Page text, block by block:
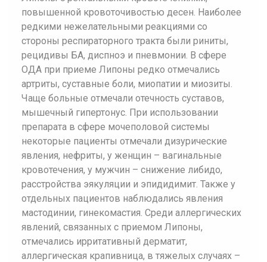
повышенной кровоточивостью десен. Наиболее
редкими нежелательными реакциями со
стороны респираторного тракта были риниты,
рецидивы БА, диспноэ и пневмонии. В сфере
ОДА при приеме Липоны редко отмечались
артриты, суставные боли, миопатии и миозиты.
Чаще больные отмечали отечность суставов,
мышечный гипертонус. При использовании
препарата в сфере мочеполовой системы
некоторые пациенты отмечали дизурические
явления, нефриты, у женщин – вагинальные
кровотечения, у мужчин – снижение либидо,
расстройства эякуляции и эпидидимит. Также у
отдельных пациентов наблюдались явления
мастодинии, гинекомастия. Среди аллергических
явлений, связанных с приемом Липоны,
отмечались ирритативный дерматит,
аллергическая крапивница, в тяжелых случаях –